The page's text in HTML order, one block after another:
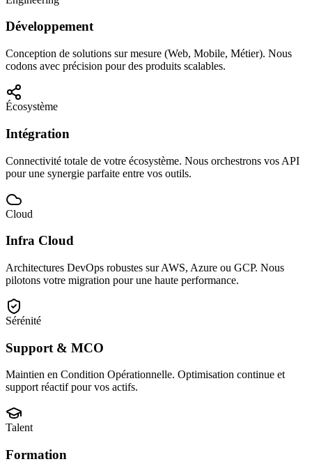
Développement
Conception de solutions sur mesure (Web, Mobile, Métier). Nous
codons avec précision pour des produits scalables.
Écosystème
Intégration
Connectivité totale de votre écosystème. Nous orchestrons vos API
pour une synergie parfaite entre vos outils.
Cloud
Infra Cloud
Architectures DevOps robustes sur AWS, Azure ou GCP. Nous
pilotons votre migration pour une haute performance.
Sérénité
Support & MCO
Maintien en Condition Opérationnelle. Optimisation continue et
support réactif pour vos actifs.
Talent
Formation